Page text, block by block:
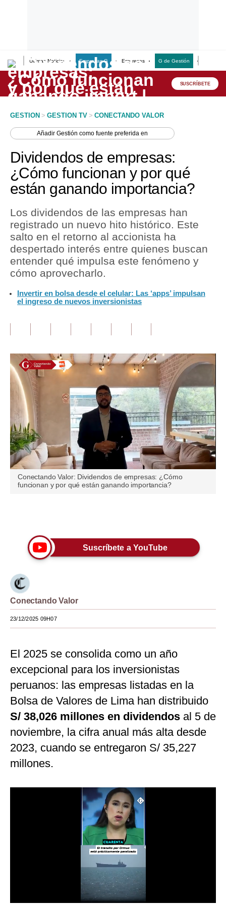
Últimas Noticias Empresas G Empresas G de Gestión
Lo último
Peru Quiosco
Economía
Mercados
Política
Tu Dinero
Finanzas Personales
Plus G
Opinión
Pregunta de hoy
Blogs
Tendencias
Lujo
Viajes
Moda
Estilos
México
Internacional
Tecnología
Club del Suscriptor
Mix
G de Gestión
Notas Contratadas
Gestión TV
Videos
Privacidad
SUSCRÍBETE
GESTION > GESTION TV > CONECTANDO VALOR
AñadirGestión como fuente preferida en
Dividendos de empresas:
¿Cómo funcionan y por qué
están ganando importancia?
Los dividendos de las empresas han
registrado un nuevo hito histórico. Este
salto en el retorno al accionista ha
despertado interés entre quienes buscan
entender qué impulsa este fenómeno y
cómo aprovecharlo.
Invertir en bolsa desde el celular: Las ‘apps’ impulsan
el ingreso de nuevos inversionistas
Conectando Valor: Dividendos de empresas: ¿Cómo
funcionan y por qué están ganando importancia?
Suscríbete a YouTube
Conectando Valor
23/12/2025 09H07
El 2025 se consolida como un año
excepcional para los inversionistas
peruanos: las empresas listadas en la
Bolsa de Valores de Lima han distribuido
S/ 38,026 millones en dividendos al 5 de
noviembre, la cifra anual más alta desde
2023, cuando se entregaron S/ 35,227
millones.